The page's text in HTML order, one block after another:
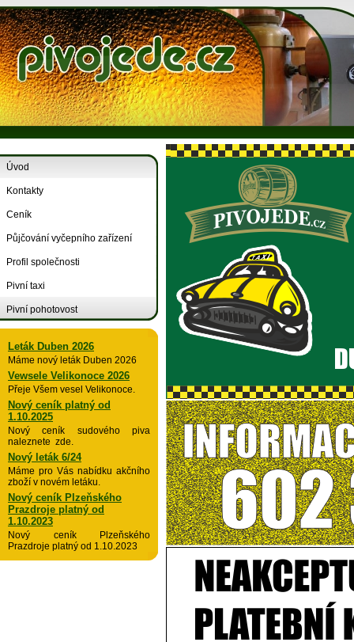
Úvod
Kontakty
Ceník
Půjčování vyčepního zařízení
Profil společnosti
Pivní taxi
Pivní pohotovost
Leták Duben 2026
Máme nový leták Duben 2026
Vewsele Velikonoce 2026
Přeje Všem vesel Velikonoce.
Nový ceník platný od
1.10.2025
Nový ceník sudového piva
naleznete zde.
Nový leták 6/24
Máme pro Vás nabídku akčního
zboží v novém letáku.
Nový ceník Plzeňského
Prazdroje platný od
1.10.2023
Nový ceník Plzeňského
Prazdroje platný od 1.10.2023